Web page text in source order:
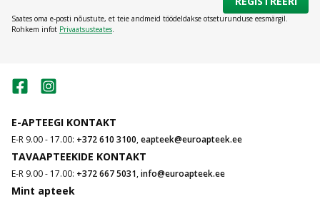
Saates oma e-posti nõustute, et teie andmeid töödeldakse otseturunduse eesmärgil.
Rohkem infot Privaatsusteates.
E-APTEEGI KONTAKT
E-R 9.00 - 17.00: +372 610 3100,eapteek@euroapteek.ee
TAVAAPTEEKIDE KONTAKT
E-R 9.00 - 17.00: +372 667 5031,info@euroapteek.ee
Mint apteek